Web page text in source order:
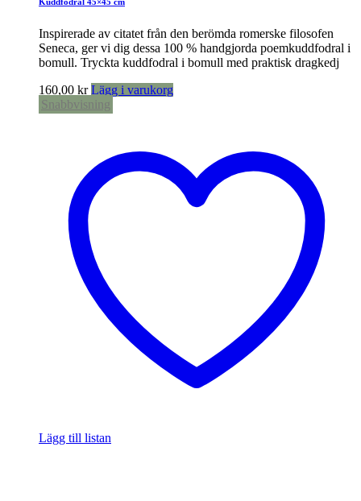
Kuddfodral 45×45 cm
Inspirerade av citatet från den berömda romerske filosofen
Seneca, ger vi dig dessa 100 % handgjorda poemkuddfodral i
bomull. Tryckta kuddfodral i bomull med praktisk dragkedj
160,00 kr Lägg i varukorg
Snabbvisning
Lägg till listan